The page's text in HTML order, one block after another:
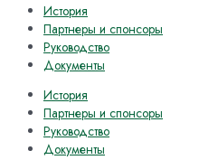
История
Партнеры и спонсоры
Руководство
Документы
История
Партнеры и спонсоры
Руководство
Документы